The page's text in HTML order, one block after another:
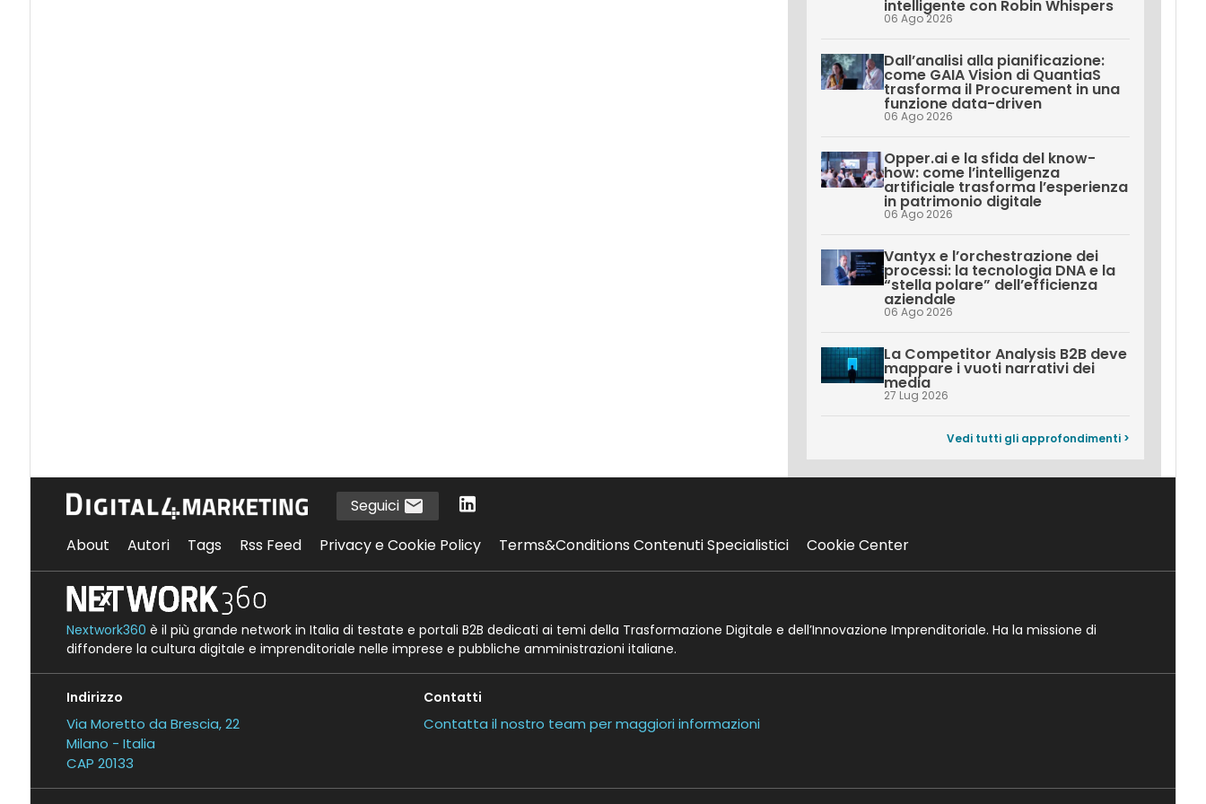
intelligente con Robin Whispers
06 Ago 2026
Dall’analisi alla pianificazione:
come GAIA Vision di QuantiaS
trasforma il Procurement in una
funzione data-driven
06 Ago 2026
Opper.ai e la sfida del know-
how: come l’intelligenza
artificiale trasforma l’esperienza
in patrimonio digitale
06 Ago 2026
Vantyx e l’orchestrazione dei
processi: la tecnologia DNA e la
“stella polare” dell’efficienza
aziendale
06 Ago 2026
La Competitor Analysis B2B deve
mappare i vuoti narrativi dei
media
27 Lug 2026
Vedi tutti gli approfondimenti >
Seguici
About
Autori Tags Rss Feed Privacy e Cookie Policy Terms&Conditions Contenuti Specialistici Cookie Center
Nextwork360 è il più grande network in Italia di testate e portali B2B dedicati ai temi della Trasformazione Digitale e dell’Innovazione Imprenditoriale. Ha la missione di
diffondere la cultura digitale e imprenditoriale nelle imprese e pubbliche amministrazioni italiane.
Indirizzo
Via Moretto da Brescia, 22
Milano - Italia
CAP 20133
Contatti
Contatta il nostro team per maggiori informazioni